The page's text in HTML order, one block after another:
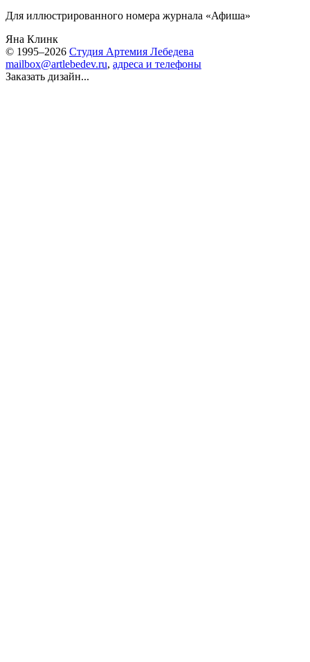
Для иллюстрированного номера журнала «Афиша»
Яна Клинк
© 1995–2026 Студия Артемия Лебедева
mailbox@artlebedev.ru, адреса и телефоны
Заказать дизайн...